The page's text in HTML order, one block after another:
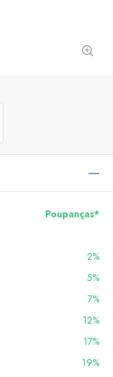
Poupanças*
2%
5%
7%
12%
17%
19%